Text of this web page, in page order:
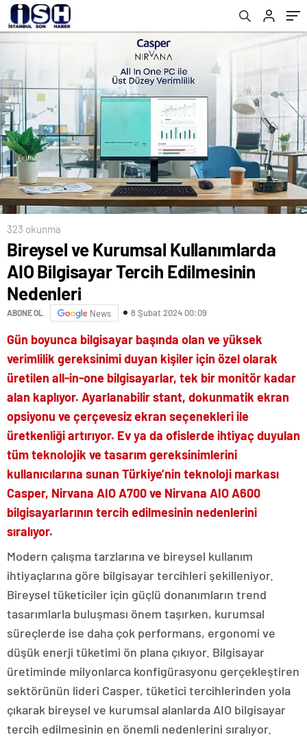
323 okunma
Bireysel ve Kurumsal Kullanımlarda
AIO Bilgisayar Tercih Edilmesinin
Nedenleri
ABONE OL News 8 Şubat 2024 00:09
Gün boyunca bilgisayar başında olan ve yüksek
verimlilik gereksinimi duyan kişiler için özel olarak
üretilen all-in-one bilgisayarlar, tek bir monitör kadar
alan kaplıyor. Ayarlanabilir stant, dokunmatik ekran
opsiyonu ve çerçevesiz ekran seçenekleri ile
üretkenliği artırıyor. Ev ya da ofislerde ihtiyaç duyulan
tüm teknolojik ve tasarım gereksinimlerini
kullanıcılarına sunan Türkiye’nin teknoloji markası
Casper, Nirvana AIO A700 ve Nirvana AIO A600
bilgisayarlarının tercih edilmesinin nedenlerini
sıralıyor.
Modern çalışma tarzlarına ve bireysel kullanım
ihtiyaçlarına göre bilgisayar tercihleri şekilleniyor.
Bireysel tüketiciler için güçlü donanımların trend
tasarımlarla buluşması önem taşırken, kurumsal
süreçlerde ise daha çok performans, ergonomi ve
düşük enerji tüketimi ön plana çıkıyor. Bilgisayar
üretiminde milyonlarca konfigürasyonu gerçekleştiren
sektörünün lideri Casper, tüketici tercihlerinden yola
çıkarak bireysel ve kurumsal alanlarda AIO bilgisayar
tercih edilmesinin en önemli nedenlerini sıralıyor.